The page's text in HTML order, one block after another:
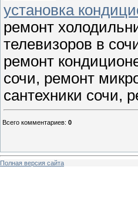
установка
ремонт
телевизоров в
ремонт
сочи, ремонт
сантехники сочи,
Всего комментариев: 0
Полная версия сайта